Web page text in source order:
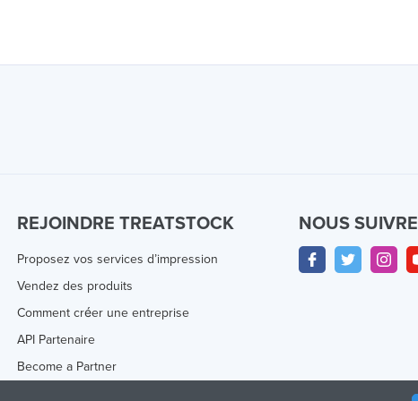
REJOINDRE TREATSTOCK
Proposez vos services d’impression
Vendez des produits
Comment créer une entreprise
API Partenaire
Become a Partner
NOUS SUIVRE